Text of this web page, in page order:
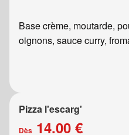
Base crème, moutarde,
oignons, sauce curry,
Pizza l'escarg'
Dès 14.00 €